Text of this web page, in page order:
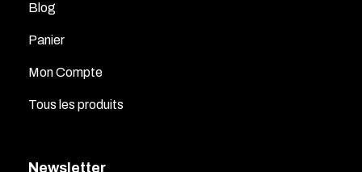
Blog
Panier
Mon Compte
Tous les produits
Newsletter